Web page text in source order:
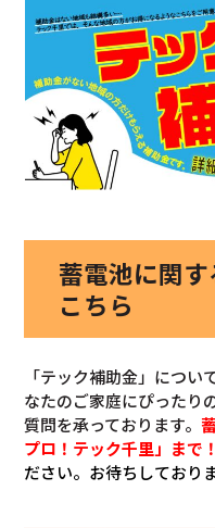
蓄電池に関
こちら
「テック補助金」につ
なたのご家庭にぴったり
質問を承っております。
プロ！テック千里」まで！
ださい。お待ちしており